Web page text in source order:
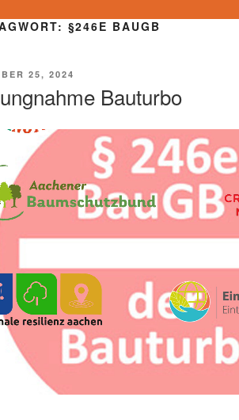
§246E BAUGB
25, 2024
Bauturbo